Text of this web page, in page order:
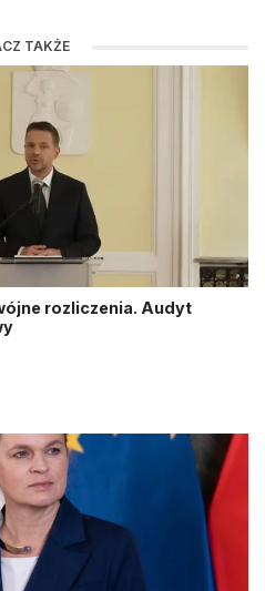
TAKŻE
rozliczenia. Audyt